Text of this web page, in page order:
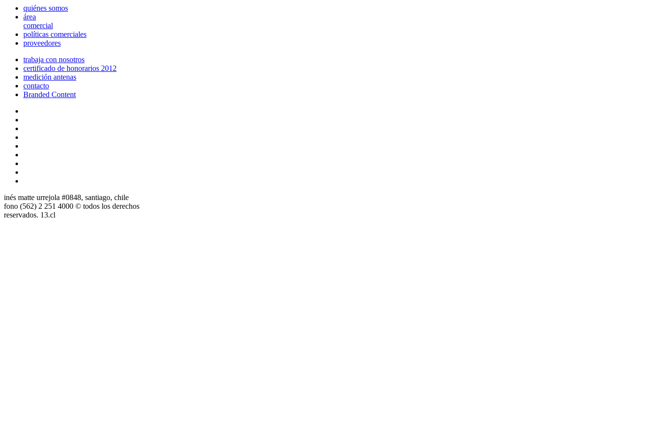
quiénes somos
área
comercial
políticas comerciales
proveedores
trabaja con nosotros
certificado de honorarios 2012
medición antenas
contacto
Branded Content
inés matte urrejola #0848, santiago, chile
fono (562) 2 251 4000 © todos los derechos
reservados. 13.cl